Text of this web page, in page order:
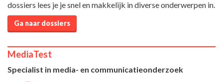
dossiers lees je je snel en makkelijk in diverse onderwerpen in.
Ga naar dossiers
MediaTest
Specialist in media- en communicatieonderzoek